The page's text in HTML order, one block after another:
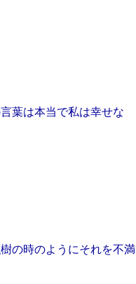
葉は本当で私は幸せな
の時のようにそれを不満